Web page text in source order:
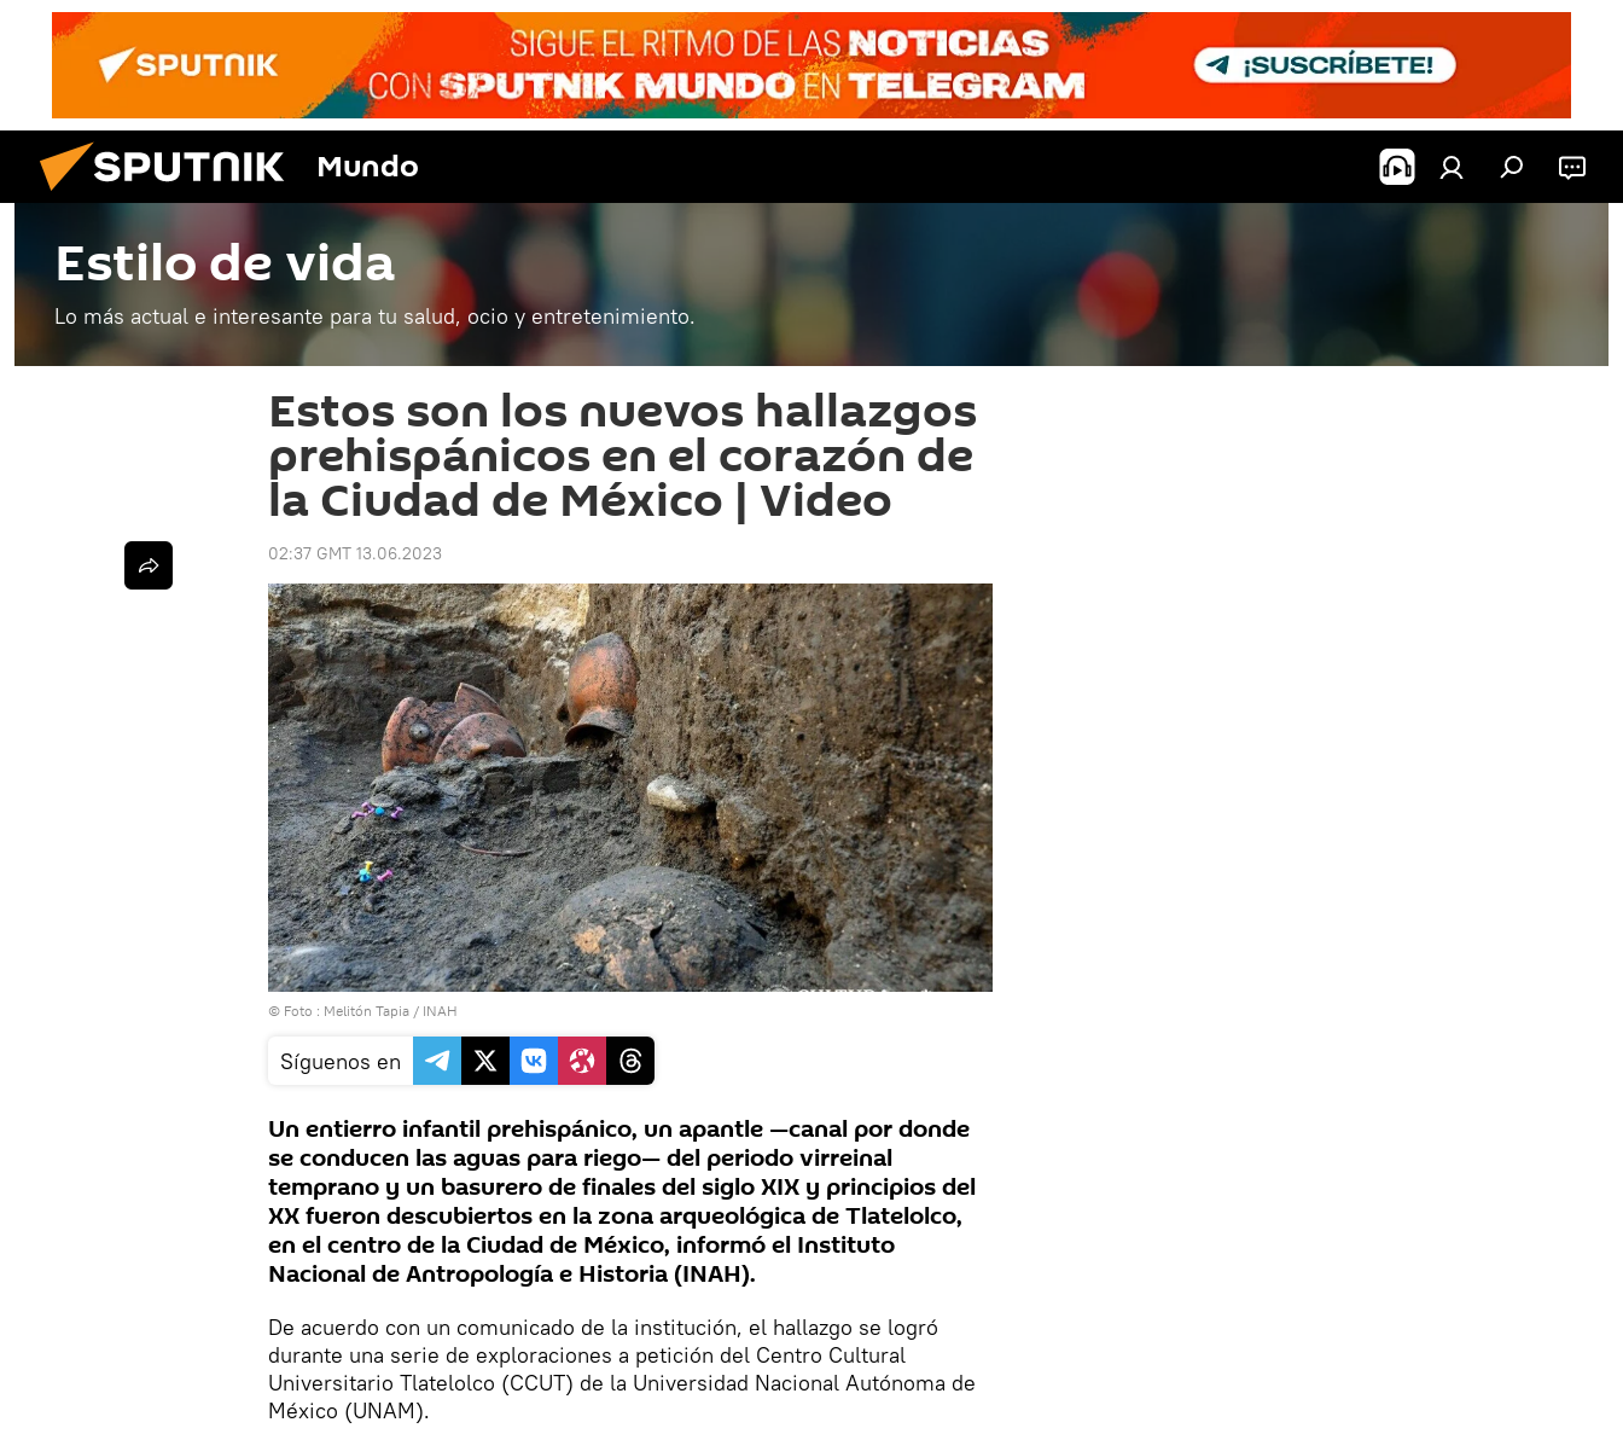
Mundo
Estilo de vida
Lo más actual e interesante para tu salud, ocio y entretenimiento.
Estos son los nuevos hallazgos
prehispánicos en el corazón de
la Ciudad de México | Video
02:37 GMT 13.06.2023
© Foto : Melitón Tapia / INAH
Síguenos en
Un entierro infantil prehispánico, un apantle —canal por donde
se conducen las aguas para riego— del periodo virreinal
temprano y un basurero de finales del siglo XIX y principios del
XX fueron descubiertos en la zona arqueológica de Tlatelolco,
en el centro de la Ciudad de México, informó el Instituto
Nacional de Antropología e Historia (INAH).
De acuerdo con un comunicado de la institución, el hallazgo se logró
durante una serie de exploraciones a petición del Centro Cultural
Universitario Tlatelolco (CCUT) de la Universidad Nacional Autónoma de
México (UNAM).